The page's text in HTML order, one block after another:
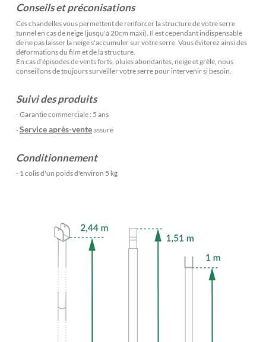
Conseils et préconisations
Ces chandelles vous permettent de renforcer la structure de votre serre
tunnel en cas de neige (jusqu'à 20cm maxi). Il est cependant indispensable
de ne pas laisser la neige s'accumuler sur votre serre. Vous éviterez ainsi des
déformations du film et de la structure.
En cas d’épisodes de vents forts, pluies abondantes, neige et grêle, nous
conseillons de toujours surveiller votre serre pour intervenir si besoin.
Suivi des produits
- Garantie commerciale : 5 ans
-Service après-venteassuré
Conditionnement
- 1 colis d'un poids d'environ 5 kg